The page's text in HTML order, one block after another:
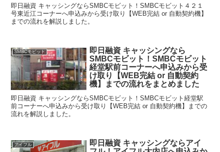
即日融資 キャッシングならSMBCモビット！SMBCモビット４２１
号東近江コーナーへ申込みから受け取り【WEB完結 or 自動契約機】
までの流れを解説しました。
SMBCモビット
即日融資 キャッシングなら
SMBCモビット！SMBCモビット
経堂駅前コーナーへ申込みから受
け取り【WEB完結 or 自動契約
機】までの流れをまとめました
即日融資 キャッシングならSMBCモビット！SMBCモビット経堂駅
前コーナーへ申込みから受け取り【WEB完結 or 自動契約機】までの
流れを解説しました。
アイフル
即日融資 キャッシングならアイ